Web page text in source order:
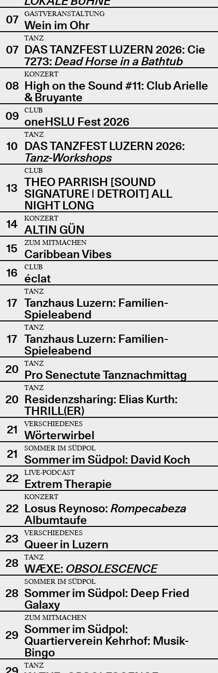
07
GASTVERANSTALTUNG
Wein im Ohr
07
TANZ
DAS TANZFEST LUZERN 2026: Cie
7273: Dead Horse in a Bathtub
08
KONZERT
High on the Sound #11: Club Arielle
& Bruyante
09
CLUB
oneHSLU Fest 2026
10
TANZ
DAS TANZFEST LUZERN 2026:
Tanz-Workshops
13
CLUB
THEO PARRISH [SOUND
SIGNATURE | DETROIT] ALL
NIGHT LONG
14
KONZERT
ALTIN GÜN
15
ZUM MITMACHEN
Caribbean Vibes
16
CLUB
éclat
17
TANZ
Tanzhaus Luzern: Familien-
Spieleabend
17
TANZ
Tanzhaus Luzern: Familien-
Spieleabend
20
TANZ
Pro Senectute Tanznachmittag
20
TANZ
Residenzsharing: Elias Kurth:
THRILL(ER)
21
VERSCHIEDENES
Wörterwirbel
21
SOMMER IM SÜDPOL
Sommer im Südpol: David Koch
22
LIVE-PODCAST
Extrem Therapie
22
KONZERT
Losus Reynoso: Rompecabeza
Albumtaufe
23
VERSCHIEDENES
Queer in Luzern
28
TANZ
WÆXE: OBSOLESCENCE
28
SOMMER IM SÜDPOL
Sommer im Südpol: Deep Fried
Galaxy
29
ZUM MITMACHEN
Sommer im Südpol:
Quartierverein Kehrhof: Musik-
Bingo
TANZ